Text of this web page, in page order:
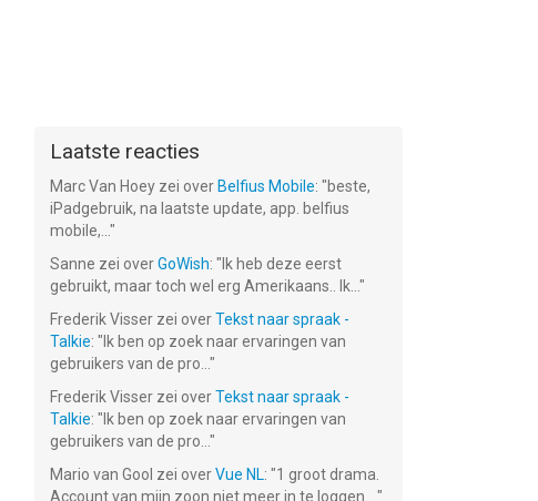
Laatste reacties
Marc Van Hoey zei over Belfius Mobile: "beste,
iPadgebruik, na laatste update, app. belfius
mobile,... "
Sanne zei overGoWish: " Ik heb deze eerst
gebruikt, maar toch wel erg Amerikaans.. Ik... "
Frederik Visser zei overTekst naar spraak -
Talkie: " Ik ben op zoek naar ervaringen van
gebruikers van de pro... "
Frederik Visser zei overTekst naar spraak -
Talkie: " Ik ben op zoek naar ervaringen van
gebruikers van de pro... "
Mario van Gool zei overVue NL: "1 groot drama.
Account van mijn zoon niet meer in te loggen.... "